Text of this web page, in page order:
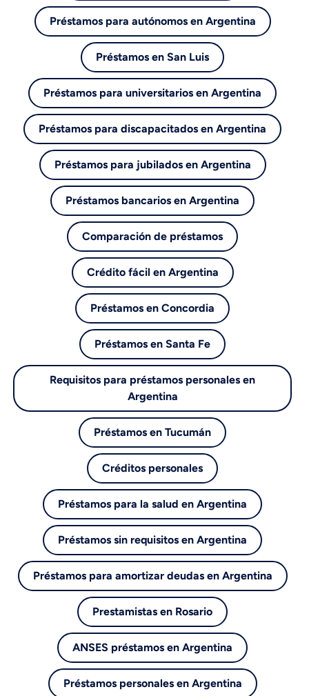
Préstamos para autónomos en Argentina
Préstamos en San Luis
Préstamos para universitarios en Argentina
Préstamos para discapacitados en Argentina
Préstamos para jubilados en Argentina
Préstamos bancarios en Argentina
Comparación de préstamos
Crédito fácil en Argentina
Préstamos en Concordia
Préstamos en Santa Fe
Requisitos para préstamos personales en
Argentina
Préstamos en Tucumán
Créditos personales
Préstamos para la salud en Argentina
Préstamos sin requisitos en Argentina
Préstamos para amortizar deudas en Argentina
Prestamistas en Rosario
ANSES préstamos en Argentina
Préstamos personales en Argentina